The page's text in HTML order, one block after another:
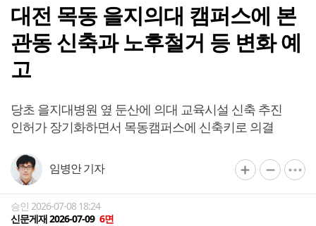
대전 목동 을지의대 캠퍼스에 본
관동 신축과 노후철거 등 변화 예
고
당초 을지대병원 옆 둔산에 의대 교육시설 신축 추진
인허가 장기화하면서 목동캠퍼스에 신축키로 의결
임병안 기자
승인 2026-07-08 18:24
신문게재 2026-07-09 6면